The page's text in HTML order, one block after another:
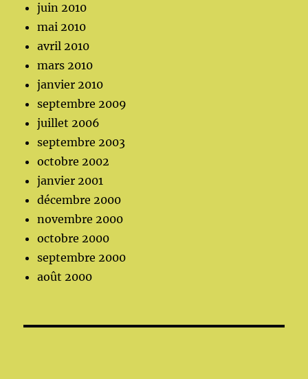
juin 2010
mai 2010
avril 2010
mars 2010
janvier 2010
septembre 2009
juillet 2006
septembre 2003
octobre 2002
janvier 2001
décembre 2000
novembre 2000
octobre 2000
septembre 2000
août 2000